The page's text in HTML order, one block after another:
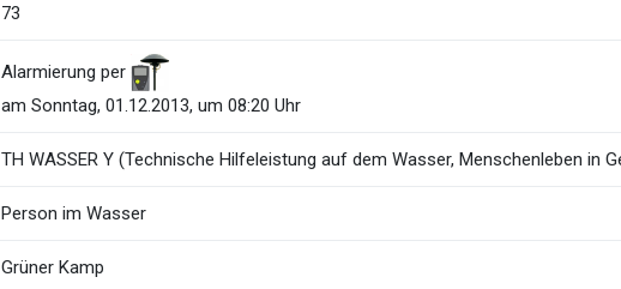
73
Alarmierung per
am Sonntag, 01.12.2013, um 08:20 Uhr
TH WASSER Y (Technische Hilfeleistung auf dem Wasser, Menschenleben in
Person im Wasser
Grüner Kamp